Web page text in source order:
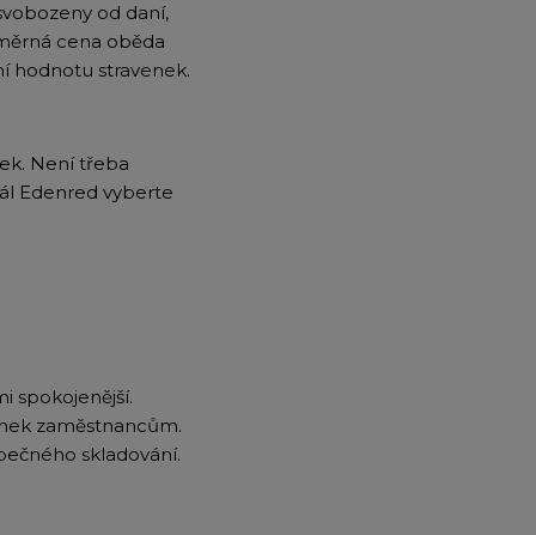
od daní,
cena oběda
hodnotu stravenek.
Není třeba
Edenred vyberte
spokojenější.
zaměstnancům.
skladování.